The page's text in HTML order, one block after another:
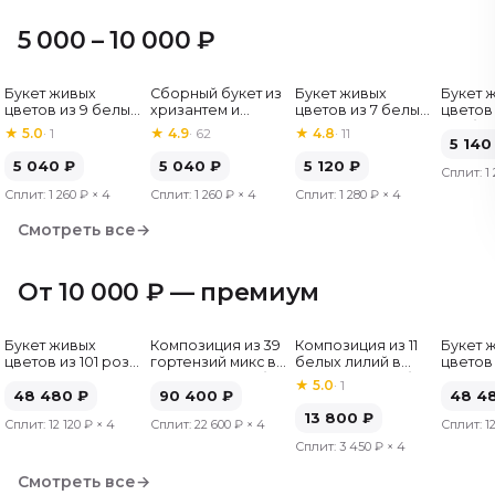
5 000 – 10 000 ₽
Букет живых
цветов из 9 белых
роз, Эквадор, 60
см
★ 5.0· 1
5 040 ₽
Сплит: 1 260 ₽ × 4
Хит
Сборный букет из
хризантем и
альстромерий
★ 4.9· 62
5 040 ₽
Сплит: 1 260 ₽× 4
Букет живых
цветов из 7 белых
хризантем
★4.8·11
5 120 ₽
Сплит:1 280 ₽ × 4
Букет
цветов
5 140
Сплит: 1
Смотреть все→
От 10 000 ₽ — премиум
Букет живых
цветов из 101 розы
см
48 480 ₽
Сплит: 12 120 ₽ × 4
Композиция из 39
гортензий микс в
90 400 ₽
Сплит: 22 600 ₽× 4
Композиция из 11
белых лилий в
шляпной коробке
★5.0·1
13 800 ₽
Сплит:3 450 ₽ × 4
Букет
цветов
см
48
Сплит:
Смотреть все→